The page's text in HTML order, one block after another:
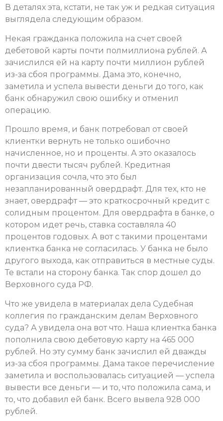
В деталях эта, кстати, не так уж и редкая ситуация
выглядела следующим образом.
Некая гражданка положила на счет своей
дебетовой карты почти полмиллиона рублей. А
зачислился ей на карту почти миллион рублей
из-за сбоя программы. Дама это, конечно,
заметила и успела вывести деньги до того, как
банк обнаружил свою ошибку и отменил
операцию.
Прошло время, и банк потребовал от своей
клиентки вернуть не только ошибочно
начисленное, но и проценты. А это оказалось
почти двести тысяч рублей. Кредитная
организация сочла, что это был
незапланированный овердрафт. Для тех, кто не
знает, овердрафт — это краткосрочный кредит с
солидным процентом. Для овердрафта в банке, о
котором идет речь, ставка составляла 40
процентов годовых. А вот с такими процентами
клиентка банка не согласилась. У банка не было
другого выхода, как отправиться в местные суды.
Те встали на сторону банка. Так спор дошел до
Верховного суда РФ.
Что же увидела в материалах дела Судебная
коллегия по гражданским делам Верховного
суда? А увидела она вот что. Наша клиентка банка
пополнила свою дебетовую карту на 465 000
рублей. Но эту сумму банк зачислил ей дважды
из-за сбоя программы. Дама такое перечисление
заметила и воспользовалась ситуацией — успела
вывести все деньги — и то, что положила сама, и
то, что добавил ей банк. Всего вывела 928 000
рублей.